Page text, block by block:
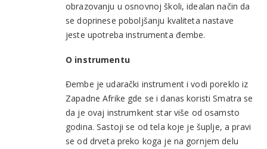
obrazovanju u osnovnoj školi, idealan način da
se doprinese poboljšanju kvaliteta nastave
jeste upotreba instrumenta đembe.
O instrumentu
Đembe je udarački instrument i vodi poreklo iz
Zapadne Afrike gde se i danas koristi Smatra se
da je ovaj instrumkent star više od osamsto
godina. Sastoji se od tela koje je šuplje, a pravi
se od drveta preko koga je na gornjem delu